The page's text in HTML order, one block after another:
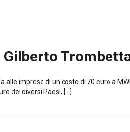
Gilberto
alle imprese di un costo di 70 euro a
dei diversi Paesi, […]